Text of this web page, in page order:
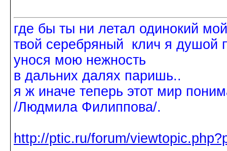
где бы ты ни летал одинокий
твой серебряный клич я душой
унося мою нежность
в дальних далях паришь..
я ж иначе теперь этот мир
/Людмила Филиппова/.
http://ptic.ru/forum/